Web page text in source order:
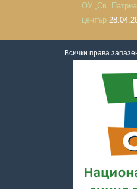
ОУ „Св.
център
Всички права